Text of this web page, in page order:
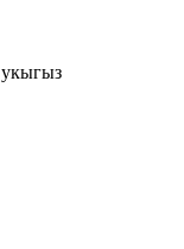
укыгыз